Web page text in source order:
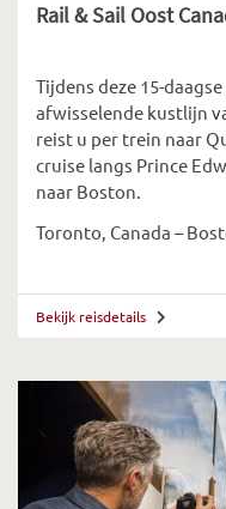
Rail & Sail Oost
Tijdens deze 15-
afwisselende kustlijn
reist u per trein naar
cruise langs Prince
naar Boston.
Toronto, Canada –
Bekijk reisdetails